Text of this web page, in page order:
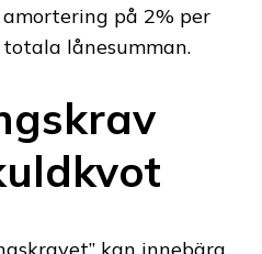
på 2% per
lånesumman.
kan innebära